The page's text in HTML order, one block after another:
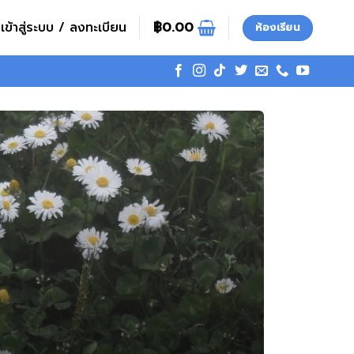
เข้าสู่ระบบ / ลงทะเบียน ฿0.00 ห้องเรียน